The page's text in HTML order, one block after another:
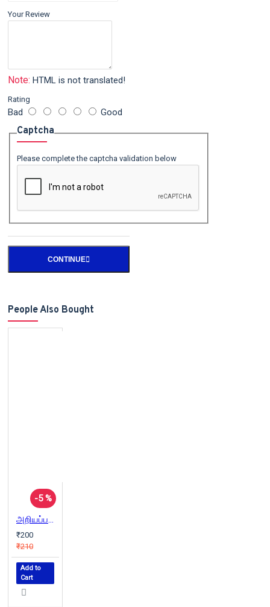
Your Review
Note: HTML is not translated!
Rating
Bad Good
Captcha
Please complete the captcha validation below
CONTINUE
People Also Bought
-5 %
அறியப்படாத கலாச்சாரப் புரட்சி
₹200
₹210
Add to
Cart